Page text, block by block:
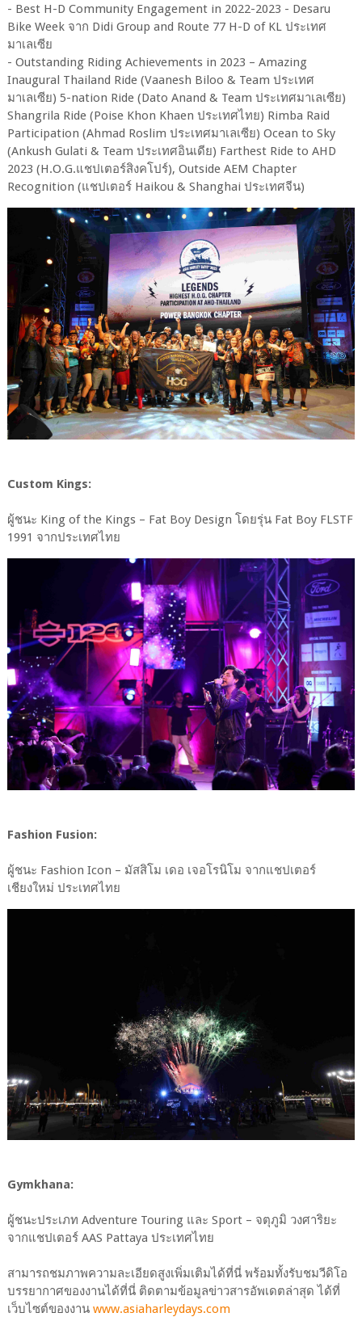
- Best H-D Community Engagement in 2022-2023 - Desaru
Bike Week จาก Didi Group and Route 77 H-D of KL ประเทศ
มาเลเซีย
- Outstanding Riding Achievements in 2023 – Amazing
Inaugural Thailand Ride (Vaanesh Biloo & Team ประเทศ
มาเลเซีย) 5-nation Ride (Dato Anand & Team ประเทศมาเลเซีย)
Shangrila Ride (Poise Khon Khaen ประเทศไทย) Rimba Raid
Participation (Ahmad Roslim ประเทศมาเลเซีย) Ocean to Sky
(Ankush Gulati & Team ประเทศอินเดีย) Farthest Ride to AHD
2023 (H.O.G.แชปเตอร์สิงคโปร์), Outside AEM Chapter
Recognition (แชปเตอร์ Haikou & Shanghai ประเทศจีน)
Custom Kings:
ผู้ชนะ King of the Kings – Fat Boy Design โดยรุ่น Fat Boy FLSTF
1991 จากประเทศไทย
Fashion Fusion:
ผู้ชนะ Fashion Icon – มัสสิโม เดอ เจอโรนิโม จากแชปเตอร์
เชียงใหม่ ประเทศไทย
Gymkhana:
ผู้ชนะประเภท Adventure Touring และ Sport – จตุภูมิ วงศาริยะ
จากแชปเตอร์ AAS Pattaya ประเทศไทย
สามารถชมภาพความละเอียดสูงเพิ่มเติมได้ที่นี่ พร้อมทั้งรับชมวีดิโอ
บรรยากาศของงานได้ที่นี่ ติดตามข้อมูลข่าวสารอัพเดตล่าสุด ได้ที่
เว็บไซต์ของงาน www.asiaharleydays.com